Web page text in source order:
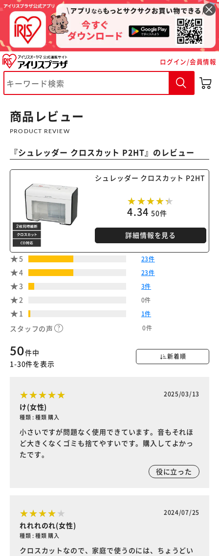
ログイン/会員情報
商品レビュー
PRODUCT REVIEW
『シュレッダー クロスカット P2HT』のレビュー
シュレッダー クロスカット P2HT
4.34 50件
詳細情報を見る
5 23件
4 23件
3 3件
2 0件
1 1件
スタッフの声 0件
新着順
50件中
1-30件を表示
2025/03/13
け(女性)
種類 : 種類 購入
小さいですが問題なく使用できています。音もそれほ
ど大きくなくゴミも捨てやすいです。購入してよかっ
たです。
役に立った
2024/07/25
れれれのれ(女性)
種類 : 種類 購入
クロスカットなので、家庭で使うのには、ちょうどい
※ご確認ください
購入手続きへ